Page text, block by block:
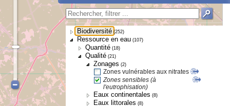
Biodiversité (252)
Ressource en eau (107)
Quantité (18)
Qualité (21)
Zonages (2)
Zones vulnérables aux nitrates
Zones sensibles (à
l'eutrophisation)
Eaux continentales (8)
Eaux littorales (8)